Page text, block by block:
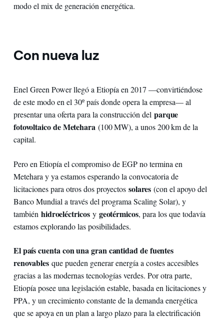
modo el mix de generación energética.
Con nueva luz
Enel Green Power llegó a Etiopía en 2017 —convirtiéndose
de este modo en el 30º país donde opera la empresa— al
presentar una oferta para la construcción del parque
fotovoltaico de Metehara(100 MW), a unos 200 km de la
capital.
Pero en Etiopía el compromiso de EGP no termina en
Metehara y ya estamos esperando la convocatoria de
licitaciones para otros dos proyectos solares (con el apoyo del
Banco Mundial a través del programa Scaling Solar), y
también hidroeléctricosy geotérmicos, para los que todavía
estamos explorando las posibilidades.
El país cuenta con una gran cantidad de fuentes
renovables que pueden generar energía a costes accesibles
gracias a las modernas tecnologías verdes. Por otra parte,
Etiopía posee una legislación estable, basada en licitaciones y
PPA, y un crecimiento constante de la demanda energética
que se apoya en un plan a largo plazo para la electrificación